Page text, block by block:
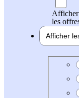
les
Afficher
Date